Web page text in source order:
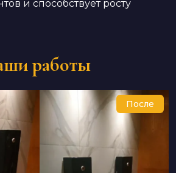
и способствует росту
работы